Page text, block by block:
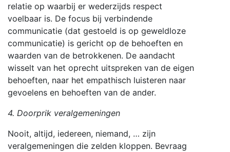
relatie op waarbij er wederzijds respect
voelbaar is. De focus bij verbindende
communicatie (dat gestoeld is op geweldloze
communicatie) is gericht op de behoeften en
waarden van de betrokkenen. De aandacht
wisselt van het oprecht uitspreken van de eigen
behoeften, naar het empathisch luisteren naar
gevoelens en behoeften van de ander.
4. Doorprik veralgemeningen
Nooit, altijd, iedereen, niemand, … zijn
veralgemeningen die zelden kloppen. Bevraag